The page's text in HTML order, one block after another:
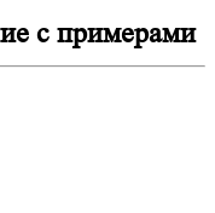
с примерами